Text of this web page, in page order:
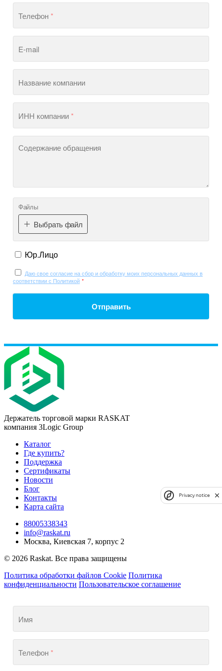
Телефон*
E-mail
Название компании
ИНН компании*
Содержание обращения
Файлы
Выбрать файл
Юр.Лицо
Даю свое согласие на сбор и обработку моих персональных данных в
соответствии с Политикой *
Отправить
Держатель торговой марки RASKAT
компания 3Logic Group
Каталог
Где купить?
Поддержка
Сертификаты
Новости
Блог
Контакты
Карта сайта
88005338343
info@raskat.ru
Москва, Киевская 7, корпус 2
© 2026 Raskat. Все права защищены
Политика обработки файлов Cookie Политика
конфиденциальности Пользовательское соглашение
Имя
Телефон*
Privacy notice